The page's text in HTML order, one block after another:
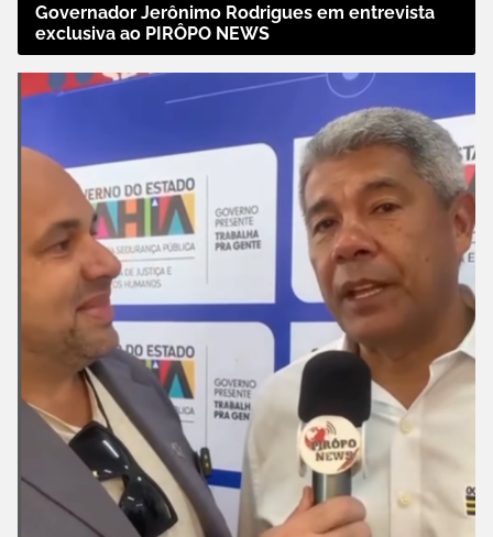
Governador Jerônimo Rodrigues em entrevista
exclusiva ao PIRÔPO NEWS